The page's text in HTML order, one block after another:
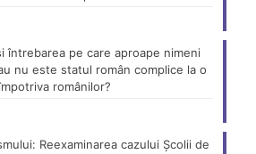
întrebarea pe care aproape nimeni
nu este statul român complice la o
românilor?
Reexaminarea cazului Școlii de